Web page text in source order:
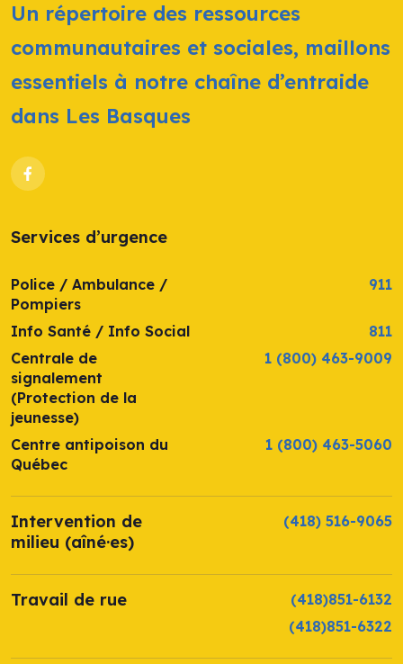
Un répertoire des ressources
communautaires et sociales, maillons
essentiels à notre chaîne d’entraide
dans Les Basques
Services d’urgence
Police / Ambulance /
Pompiers
911
Info Santé / Info Social
811
Centrale de
signalement
(Protection de la
jeunesse)
1 (800) 463-9009
Centre antipoison du
Québec
1 (800) 463-5060
Intervention de
milieu (aîné·es)
(418) 516-9065
Travail de rue
(418)851-6132
(418)851-6322